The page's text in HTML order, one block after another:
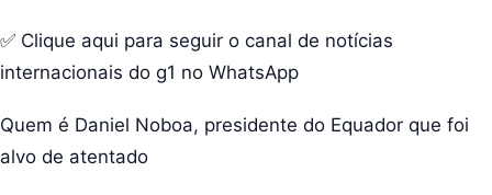
✅ Clique aqui para seguir o canal de notícias
internacionais do g1 no WhatsApp
Quem é Daniel Noboa, presidente do Equador que foi
alvo de atentado